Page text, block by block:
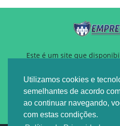
Utilizamos cookies e
semelhantes de acordo
ao continuar navegando,
com estas condições.
Este é um site que
gratuitamente para auxiliar
um novo emprego ou querem